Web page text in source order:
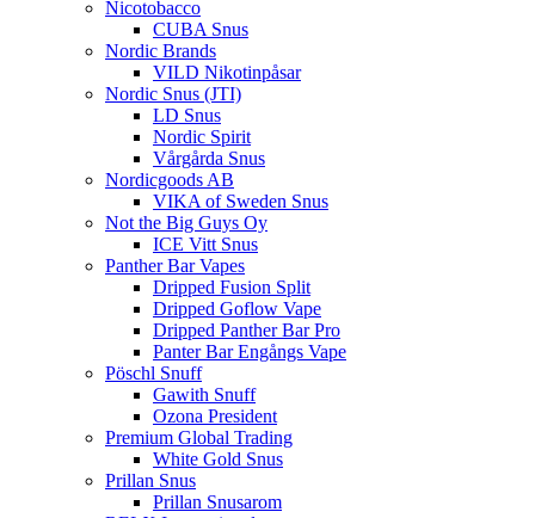
Nicotobacco
CUBA Snus
Nordic Brands
VILD Nikotinpåsar
Nordic Snus (JTI)
LD Snus
Nordic Spirit
Vårgårda Snus
Nordicgoods AB
VIKA of Sweden Snus
Not the Big Guys Oy
ICE Vitt Snus
Panther Bar Vapes
Dripped Fusion Split
Dripped Goflow Vape
Dripped Panther Bar Pro
Panter Bar Engångs Vape
Pöschl Snuff
Gawith Snuff
Ozona President
Premium Global Trading
White Gold Snus
Prillan Snus
Prillan Snusarom